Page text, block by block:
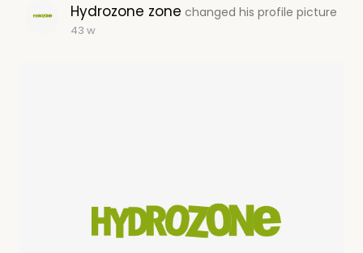
Hydrozone zone changed his profile picture
43 w